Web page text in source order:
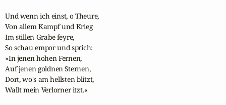
Und wenn ich einst, o Theure,
Von allem Kampf und Krieg
Im stillen Grabe feyre,
So schau empor und sprich:
»In jenen hohen Fernen,
Auf jenen goldnen Sternen,
Dort, wo's am hellsten blitzt,
Wallt mein Verlorner itzt.«